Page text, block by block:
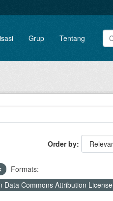
Grup Tentang
Order by
Formats:
Data Commons Attribution License